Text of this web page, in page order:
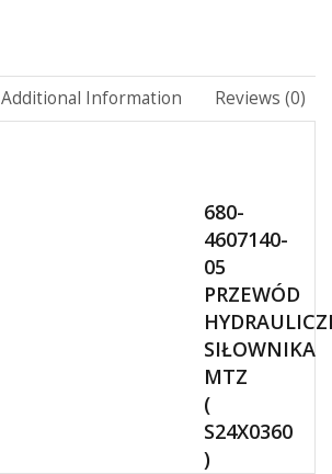
Additional Information Reviews (0)
680-
4607140-
05
PRZEWÓD
SIŁOWNIKA
MTZ
(
S24X0360
)